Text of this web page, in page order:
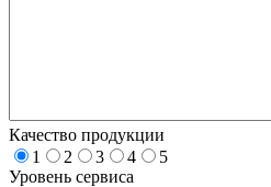
Качество продукции
1
2 3 4
5
Уровень сервиса